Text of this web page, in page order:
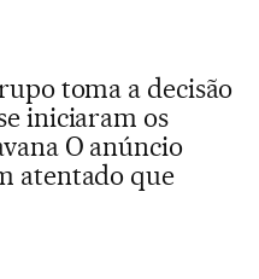
toma a decisão
iniciaram os
O anúncio
atentado que